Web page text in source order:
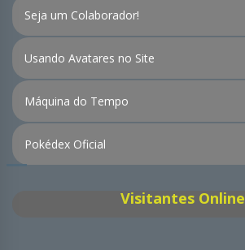
Seja um Colaborador!
Usando Avatares no Site
Máquina do Tempo
Pokédex Oficial
Visitantes Online